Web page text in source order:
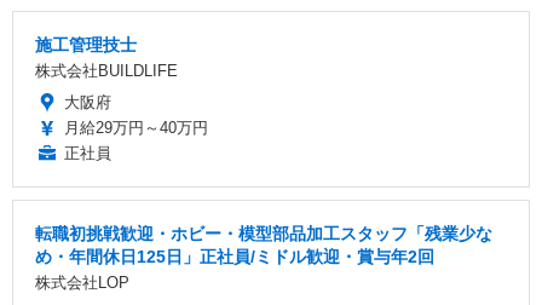
施工管理技士
株式会社BUILDLIFE
大阪府
月給29万円～40万円
正社員
転職初挑戦歓迎・ホビー・模型部品加工スタッフ「残業少な
め・年間休日125日」正社員/ミドル歓迎・賞与年2回
株式会社LOP